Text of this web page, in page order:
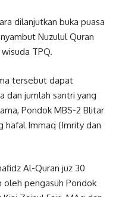
dilanjutkan buka puasa
Nuzulul Quran
TPQ.
tersebut dapat
dan jumlah santri yang
Pondok MBS-2 Blitar
hafal Immaq (Imrity dan
Al-Quran juz 30
pengasuh Pondok